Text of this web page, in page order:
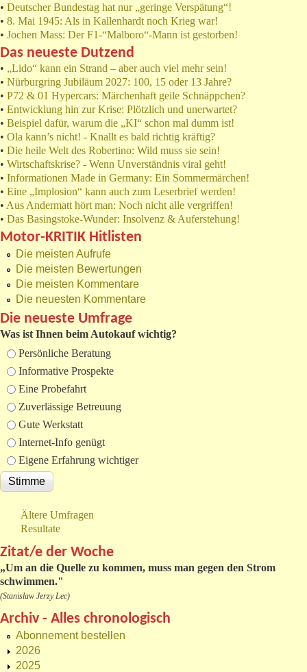
• Deutscher Bundestag hat nur „geringe Verspätung“!
• 8. Mai 1945: Als in Kallenhardt noch Krieg war!
• Jochen Mass: Der F1-“Malboro“-Mann ist gestorben!
Das neueste Dutzend
• „Lido“ kann ein Strand – aber auch viel mehr sein!
• Nürburgring Jubiläum 2027: 100, 15 oder 13 Jahre?
• P72 & 01 Hypercars: Märchenhaft geile Schnäppchen?
• Entwicklung hin zur Krise: Plötzlich und unerwartet?
• Beispiel dafür, warum die „KI“ schon mal dumm ist!
• Ola kann’s nicht! - Knallt es bald richtig kräftig?
• Die heile Welt des Robertino: Wild muss sie sein!
• Wirtschaftskrise? - Wenn Unverständnis viral geht!
• Informationen Made in Germany: Ein Sommermärchen!
• Eine „Implosion“ kann auch zum Leserbrief werden!
• Aus Andermatt hört man: Noch nicht alle vergriffen!
• Das Basingstoke-Wunder: Insolvenz & Auferstehung!
Motor-KRITIK Hitlisten
Die meisten Aufrufe
Die meisten Bewertungen
Die meisten Kommentare
Die neuesten Kommentare
Die neueste Umfrage
Was ist Ihnen beim Autokauf wichtig?
Auswahlmöglichkeiten
Persönliche Beratung
Informative Prospekte
Eine Probefahrt
Zuverlässige Betreuung
Gute Werkstatt
Internet-Info genügt
Eigene Erfahrung wichtiger
Ältere Umfragen
Resultate
Zitat/e der Woche
„Um an die Quelle zu kommen, muss man gegen den Strom
schwimmen."
(Stanislaw Jerzy Lec)
Archiv - Alles chronologisch
Abonnement bestellen
2026
2025